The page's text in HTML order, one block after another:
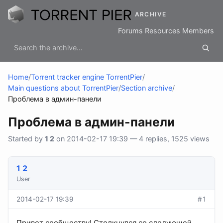
ARCHIVE
Forums Resources Members
Home/Torrent tracker engine TorrentPier/
Main questions about TorrentPier/Section archive/
Проблема в админ-панели
Проблема в админ-панели
Started by 1 2 on 2014-02-17 19:39 — 4 replies, 1525 views
1 2
User
2014-02-17 19:39 #1